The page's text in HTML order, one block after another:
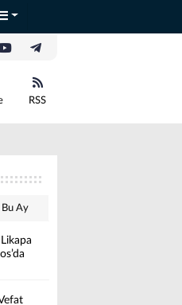
RSS
Bu Ay